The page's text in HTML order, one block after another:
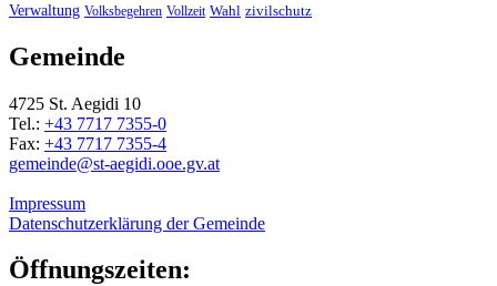
Verwaltung Volksbegehren Vollzeit Wahl zivilschutz
Gemeinde
4725 St. Aegidi 10
Tel.: +43 7717 7355-0
Fax: +43 7717 7355-4
gemeinde@st-aegidi.ooe.gv.at
Impressum
Datenschutzerklärung der Gemeinde
Öffnungszeiten: